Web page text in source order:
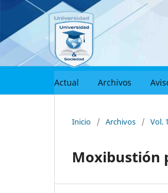
Actual Archivos
Inicio / Archivos / Vol.
Moxibustión